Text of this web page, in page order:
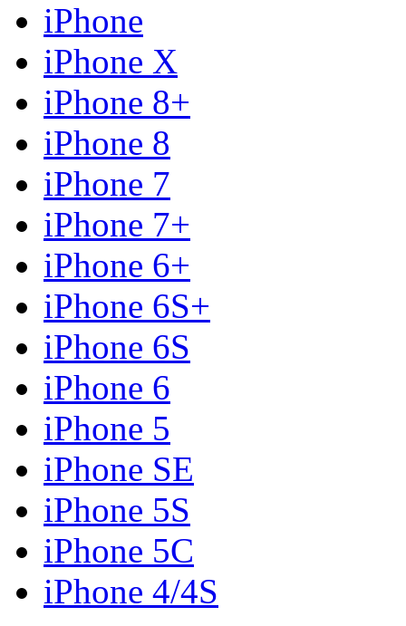
iPhone
iPhone X
iPhone 8+
iPhone 8
iPhone 7
iPhone 7+
iPhone 6+
iPhone 6S+
iPhone 6S
iPhone 6
iPhone 5
iPhone SE
iPhone 5S
iPhone 5C
iPhone 4/4S